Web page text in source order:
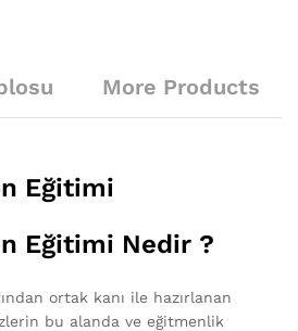
More Products
Eğitimi
Eğitimi Nedir ?
ortak kanı ile hazırlanan
bu alanda ve eğitmenlik